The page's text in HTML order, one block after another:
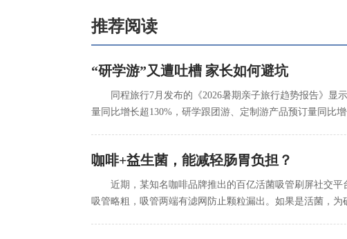
推荐阅读
“研学游”又遭吐槽 家长如何避坑
同程旅行7月发布的《2026暑期亲子旅行趋势报告》
量同比增长超130%，研学跟团游、定制游产品预订量同比增
咖啡+益生菌，能减轻肠胃负担？
近期，某知名咖啡品牌推出的百亿活菌吸管刷屏社交
吸管略粗，吸管两端有滤网防止颗粒漏出。如果是活菌，